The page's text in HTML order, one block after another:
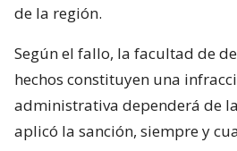
de la región.
Según el fallo, la facultad de
hechos constituyen una
administrativa dependerá de
aplicó la sanción, siempre y